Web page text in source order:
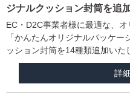
ジナルクッション封筒を追
EC・D2C事業者様に最適な、
「かんたんオリジナルパッケ
ッション封筒を14種類追加いた
詳